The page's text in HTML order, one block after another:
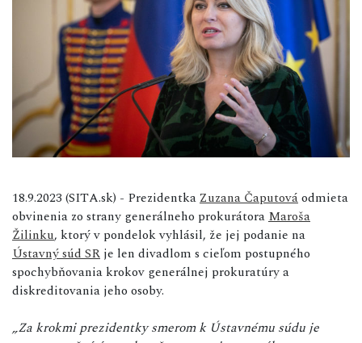
18.9.2023 (SITA.sk) - Prezidentka Zuzana Čaputováodmieta
obvinenia zo strany generálneho prokurátora Maroša
Žilinku, ktorý v pondelok vyhlásil, že jej podanie na
Ústavný súd SR je len divadlom s cieľom postupného
spochybňovania krokov generálnej prokuratúry a
diskreditovania jeho osoby.
„Za krokmi prezidentky smerom k Ústavnému súdu je